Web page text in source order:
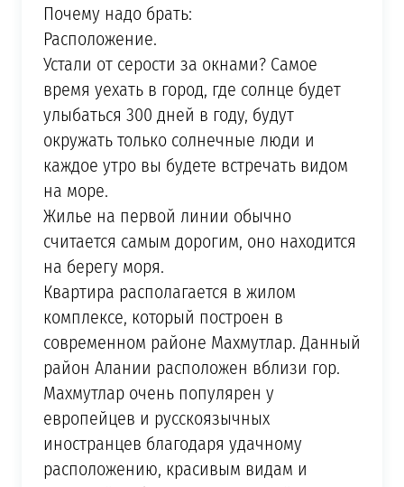
Почему надо брать:
Расположение.
Устали от серости за окнами? Самое
время уехать в город, где солнце будет
улыбаться 300 дней в году, будут
окружать только солнечные люди и
каждое утро вы будете встречать видом
на море.
Жилье на первой линии обычно
считается самым дорогим, оно находится
на берегу моря.
Квартира располагается в жилом
комплексе, который построен в
современном районе Махмутлар. Данный
район Алании расположен вблизи гор.
Махмутлар очень популярен у
европейцев и русскоязычных
иностранцев благодаря удачному
расположению, красивым видам и